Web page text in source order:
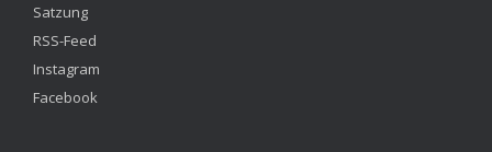
Satzung
RSS-Feed
Instagram
Facebook